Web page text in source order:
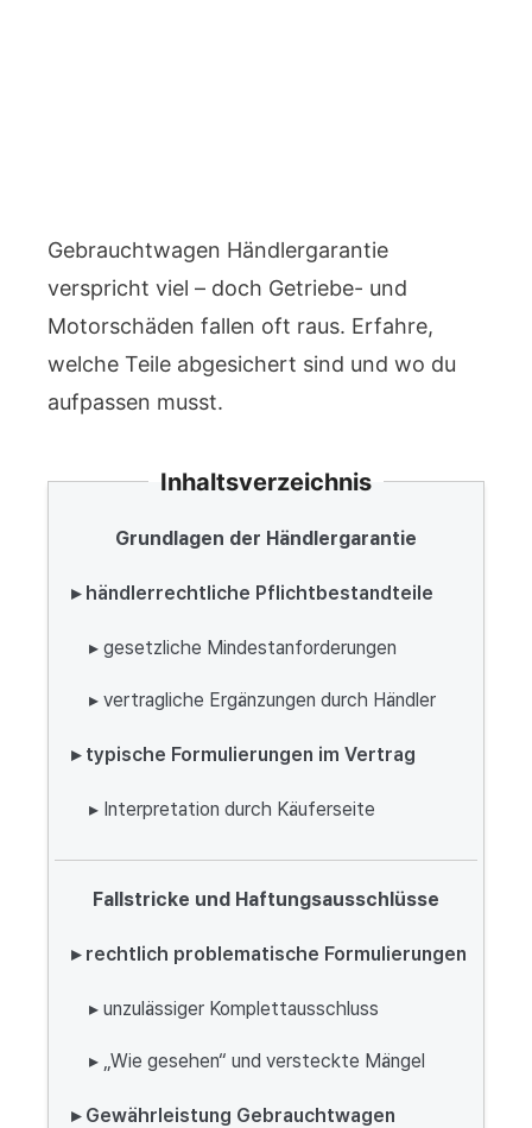
Gebrauchtwagen Händlergarantie
verspricht viel – doch Getriebe- und
Motorschäden fallen oft raus. Erfahre,
welche Teile abgesichert sind und wo du
aufpassen musst.
Inhaltsverzeichnis
Grundlagen der Händlergarantie
▸ händlerrechtliche Pflichtbestandteile
▸ gesetzliche Mindestanforderungen
▸ vertragliche Ergänzungen durch Händler
▸ typische Formulierungen im Vertrag
▸ Interpretation durch Käuferseite
Fallstricke und Haftungsausschlüsse
▸ rechtlich problematische Formulierungen
▸ unzulässiger Komplettausschluss
▸ „Wie gesehen“ und versteckte Mängel
▸ Gewährleistung Gebrauchtwagen